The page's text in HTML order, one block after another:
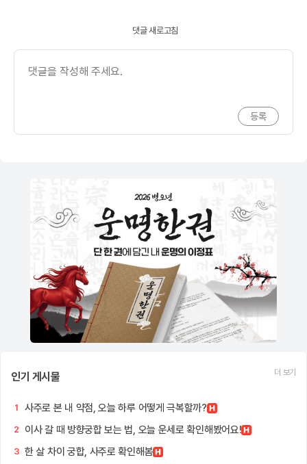
댓글 새로고침
인기 게시물 더 보기
1 사주로 본 내 약점, 오늘 하루 어떻게 극복할까?
2 이사 갈 때 방향궁합 보는 법, 오늘 운세로 확인해봤어요!
3 한 살 차이 궁합, 사주로 확인해봄